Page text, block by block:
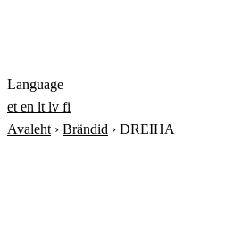
Language
et en lt lv fi
Avaleht › Brändid › DREIHA